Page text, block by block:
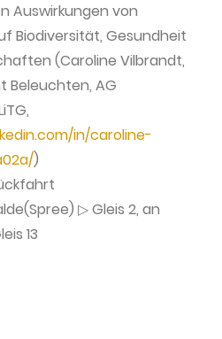
Auswirkungen von
Biodiversität, Gesundheit
(Caroline Vilbrandt,
Beleuchten, AG
in/caroline-
)
▷ Gleis 2, an
13